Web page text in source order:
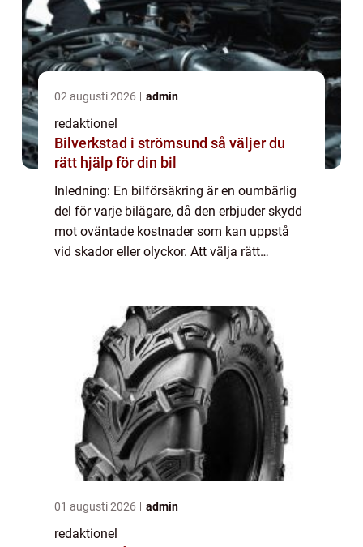
02 augusti 2026 admin
redaktionel
Bilverkstad i strömsund så väljer du
rätt hjälp för din bil
Inledning: En bilförsäkring är en oumbärlig
del för varje bilägare, då den erbjuder skydd
mot oväntade kostnader som kan uppstå
vid skador eller olyckor. Att välja rätt
01 augusti 2026 admin
redaktionel